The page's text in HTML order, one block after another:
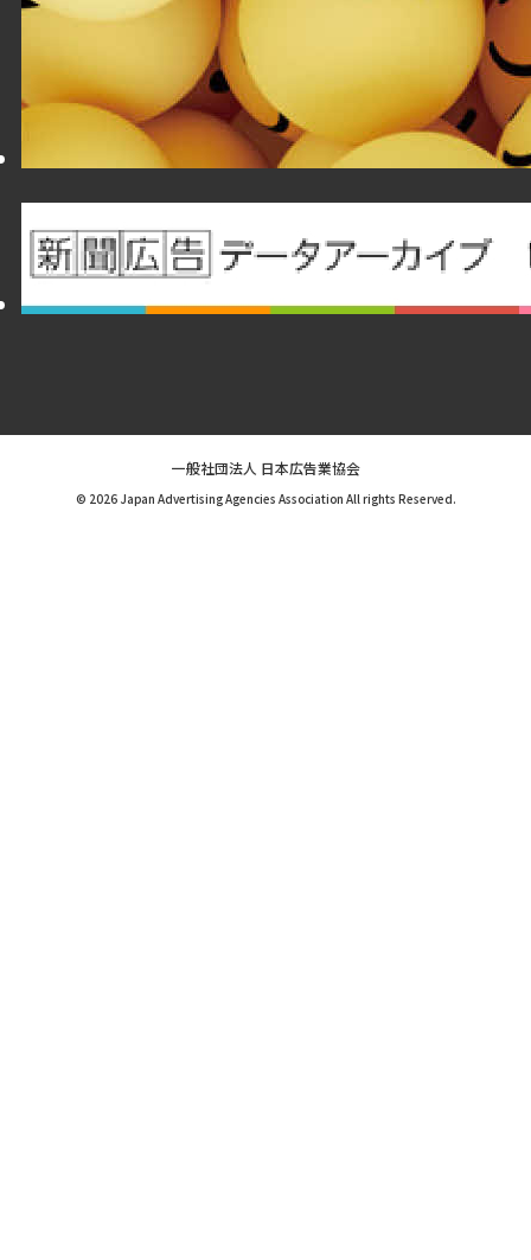
一般社団法人 日本広告業協会
© 2026 Japan Advertising Agencies Association All rights Reserved.